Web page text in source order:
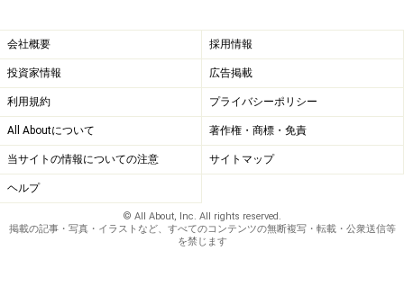
会社概要 採用情報
投資家情報 広告掲載
利用規約 プライバシーポリシー
All Aboutについて 著作権・商標・免責
当サイトの情報についての注意 サイトマップ
ヘルプ
© All About, Inc. All rights reserved.
掲載の記事・写真・イラストなど、すべてのコンテンツの無断複写・転載・公衆送信等
を禁じます